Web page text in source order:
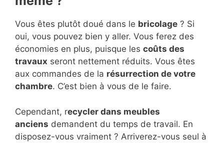
Vous êtes plutôt doué dans le bricolage ? Si
oui, vous pouvez bien y aller. Vous ferez des
économies en plus, puisque les coûts des
travaux seront nettement réduits. Vous êtes
aux commandes de la résurrection de votre
chambre. C’est bien à vous de le faire.
Cependant, recycler dans meubles
anciens demandent du temps de travail. En
disposez-vous vraiment ? Arriverez-vous seul à